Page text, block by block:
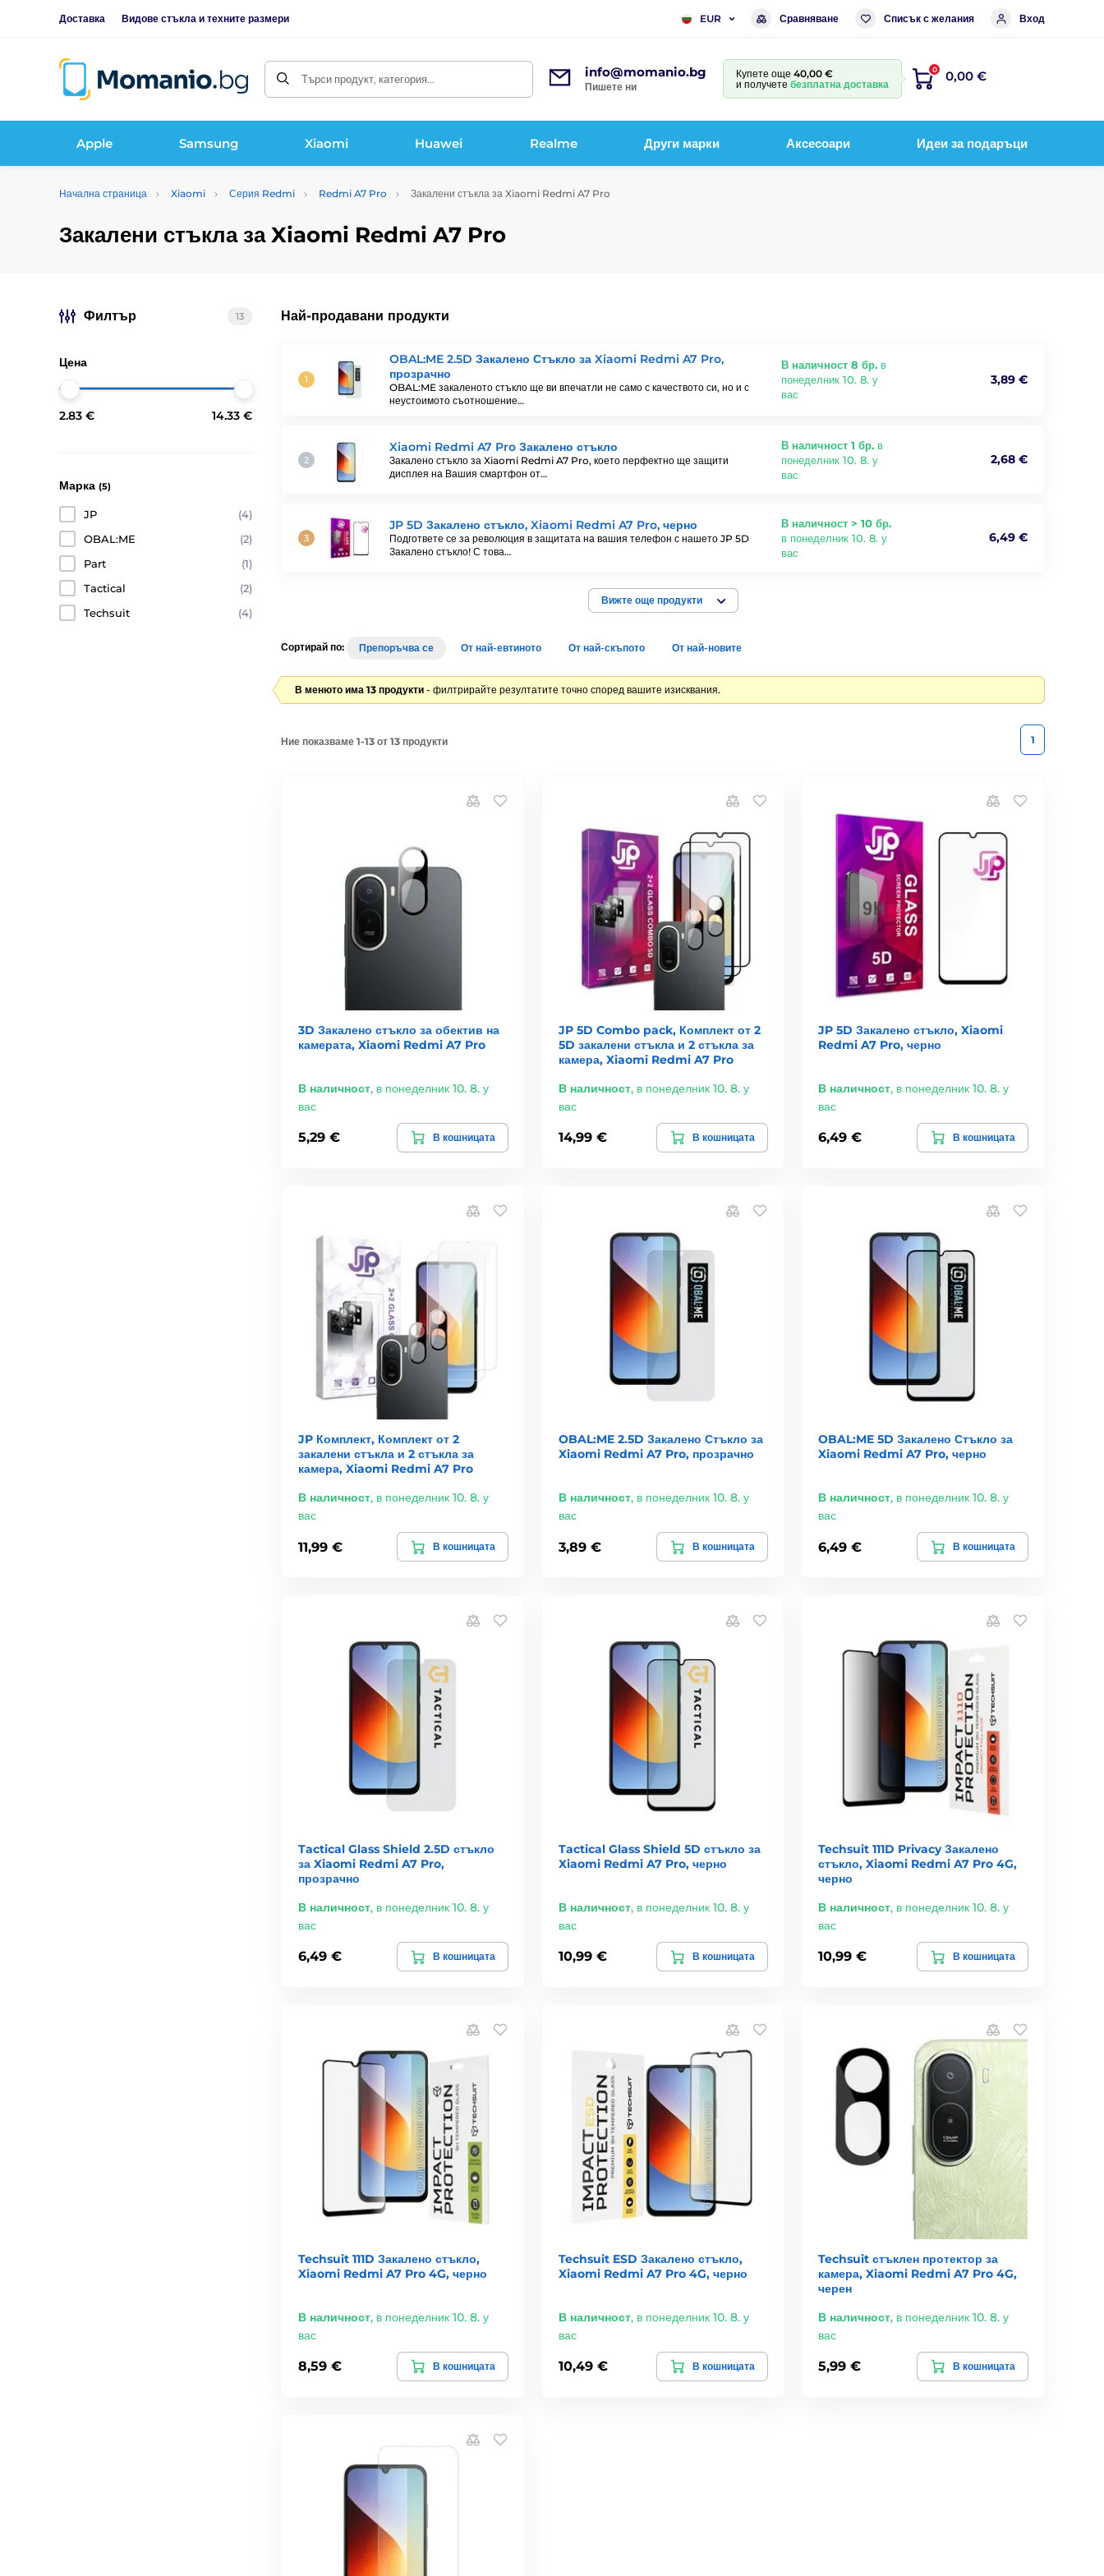
Доставка Видове стъкла и техните размери EUR Сравняване Списък с желания Вход
Търси продукт, категория... info@momanio.bg
Пишете ни
Купете още 40,00 €
и получете безплатна доставка
0 0,00 €
Apple Samsung Xiaomi Huawei Realme Други марки Аксесоари Идеи за подаръци
Начална страница Xiaomi Серия Redmi Redmi A7 Pro Закалени стъкла за Xiaomi Redmi A7 Pro
Закалени стъкла за Xiaomi Redmi A7 Pro
Най-продавани продукти
OBAL:ME 2.5D Закалено Стъкло за Xiaomi Redmi A7 Pro,
прозрачно
OBAL:ME закаленото стъкло ще ви впечатли не само с качеството си, но и с
неустоимото съотношение…
В наличност 8 бр. в
понеделник 10. 8. у
вас
3,89 €
Xiaomi Redmi A7 Pro Закалено стъкло
Закалено стъкло за Xiaomi Redmi A7 Pro, което перфектно ще защити
дисплея на Вашия смартфон от…
В наличност 1 бр. в
понеделник 10. 8. у
вас
2,68 €
JP 5D Закалено стъкло, Xiaomi Redmi A7 Pro, черно
Подгответе се за революция в защитата на вашия телефон с нашето JP 5D
Закалено стъкло! С това…
В наличност > 10 бр.
в понеделник 10. 8. у
вас
6,49 €
Вижте още продукти
Филтър 13
Цена
2.83 € 14.33 €
Марка (5)
JP
(4)
OBAL:ME
(2)
Part
(1)
Tactical
(2)
Techsuit
(4)
Сортирай по: Препоръчва се От най-евтиното От най-скъпото От най-новите
В менюто има 13 продукти - филтрирайте резултатите точно според вашите изисквания.
Ние показваме 1-13 от 13 продукти 1
3D Закалено стъкло за обектив на
камерата, Xiaomi Redmi A7 Pro
В наличност, в понеделник 10. 8. у
вас
5,29 € В кошницата
JP 5D Combo pack, Комплект от 2
5D закалени стъкла и 2 стъкла за
камера, Xiaomi Redmi A7 Pro
В наличност, в понеделник 10. 8. у
вас
14,99 € В кошницата
JP 5D Закалено стъкло, Xiaomi
Redmi A7 Pro, черно
В наличност, в понеделник 10. 8. у
вас
6,49 € В кошницата
JP Комплект, Комплект от 2
закалени стъкла и 2 стъкла за
камера, Xiaomi Redmi A7 Pro
В наличност, в понеделник 10. 8. у
вас
11,99 € В кошницата
OBAL:ME 2.5D Закалено Стъкло за
Xiaomi Redmi A7 Pro, прозрачно
В наличност, в понеделник 10. 8. у
вас
3,89 € В кошницата
OBAL:ME 5D Закалено Стъкло за
Xiaomi Redmi A7 Pro, черно
В наличност, в понеделник 10. 8. у
вас
6,49 € В кошницата
Tactical Glass Shield 2.5D стъкло
за Xiaomi Redmi A7 Pro,
прозрачно
В наличност, в понеделник 10. 8. у
вас
6,49 € В кошницата
Tactical Glass Shield 5D стъкло за
Xiaomi Redmi A7 Pro, черно
В наличност, в понеделник 10. 8. у
вас
10,99 € В кошницата
Techsuit 111D Privacy Закалено
стъкло, Xiaomi Redmi A7 Pro 4G,
черно
В наличност, в понеделник 10. 8. у
вас
10,99 € В кошницата
Techsuit 111D Закалено стъкло,
Xiaomi Redmi A7 Pro 4G, черно
В наличност, в понеделник 10. 8. у
вас
8,59 € В кошницата
Techsuit ESD Закалено стъкло,
Xiaomi Redmi A7 Pro 4G, черно
В наличност, в понеделник 10. 8. у
вас
10,49 € В кошницата
Techsuit стъклен протектор за
камера, Xiaomi Redmi A7 Pro 4G,
черен
В наличност, в понеделник 10. 8. у
вас
5,99 € В кошницата